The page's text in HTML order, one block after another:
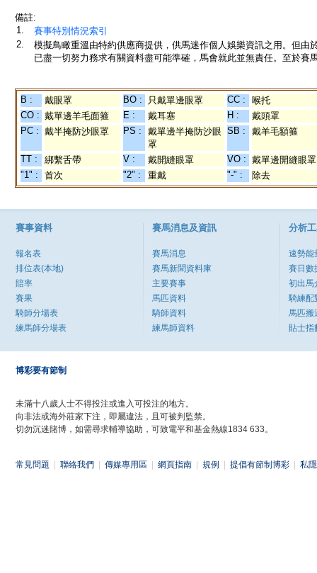
備註:
1.
賽事特別情況索引
2.
模擬鳥瞰重溫由特約供應商提供，供馬迷作個人娛樂資訊之用。但
已盡一切努力務求有關資料盡可能準確，馬會就此並無責任。至於賽
B : 戴眼罩 BO : 只戴單邊眼罩 CC :
喉托
CO : 戴單邊羊毛面箍 E : 戴耳塞 H :
戴頭罩
PC : 戴半掩防沙眼罩 PS :
戴單邊半掩防沙眼
罩
SB : 戴羊毛額箍
TT : 綁繫舌帶 V : 戴開縫眼罩 VO : 戴單邊開縫眼罩
"1" :
首次 "2" : 重戴 "-" : 除去
賽事資料
報名表
排位表(本地)
賠率
賽果
騎師分場表
練馬師分場表
賽馬消息及資訊
賽馬消息
賽馬新聞資料庫
主要賽事
馬匹資料
騎師資料
練馬師資料
分析
速勢能
賽日數
初出馬
騎練配
馬匹搬
貼士指
博彩要有節制
未滿十八歲人士不得投注或進入可投注的地方。
向非法或海外莊家下注，即屬違法，且可被判監禁。
切勿沉迷賭博，如需尋求輔導協助，可致電平和基金熱線1834 633。
常見問題 聯絡我們 傳媒專用區 網頁指南 規例 提倡有節制博彩 私